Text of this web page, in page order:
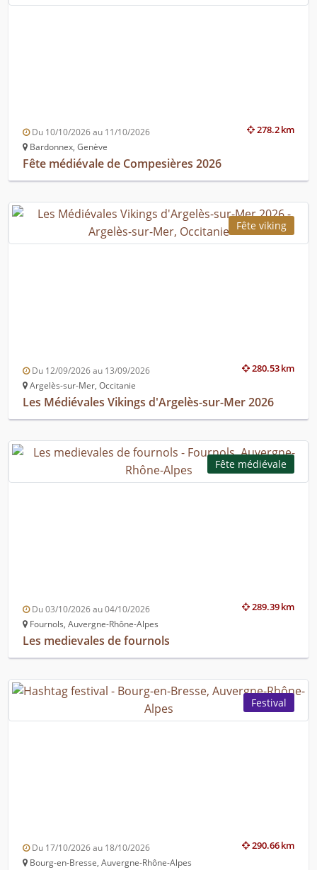
278.2 km
Du 10/10/2026 au 11/10/2026
Bardonnex, Genève
Fête médiévale de Compesières 2026
Fête viking
280.53 km
Du 12/09/2026 au 13/09/2026
Argelès-sur-Mer, Occitanie
Les Médiévales Vikings d'Argelès-sur-Mer 2026
Fête médiévale
289.39 km
Du 03/10/2026 au 04/10/2026
Fournols, Auvergne-Rhône-Alpes
Les medievales de fournols
Festival
290.66 km
Du 17/10/2026 au 18/10/2026
Bourg-en-Bresse, Auvergne-Rhône-Alpes